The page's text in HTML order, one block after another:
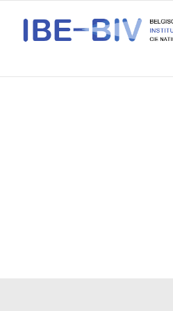
content